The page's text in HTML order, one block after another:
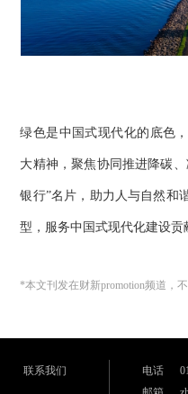
绿色是中国式现代化的底色
大精神，聚焦协同推进降碳
银行”名片，助力人与自然和
型，服务中国式现代化建设贡
*本文刊发在财新promotion频道，
联系我们 电话